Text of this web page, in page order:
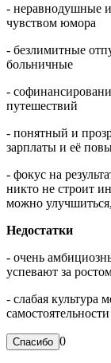
- неравнодушные
чувством юмора
- безлимитные
больничные
-
путешествий
- понятный и
зарплаты и её
- фокус на
никто не строит
можно
Недостатки
- очень
успевают за
- слабая культура
0